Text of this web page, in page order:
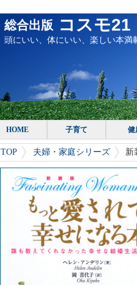
総合出版コスモ21
頭にいい、体にいい、楽しい本満
HOME 子育て 健
TOP 夫婦・家庭シリーズ 新